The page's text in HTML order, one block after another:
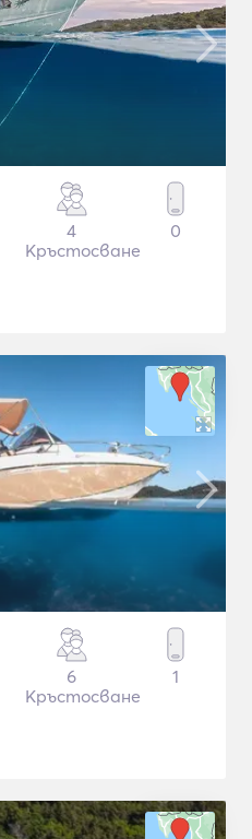
4
Кръстосване
0
6
Кръстосване
1